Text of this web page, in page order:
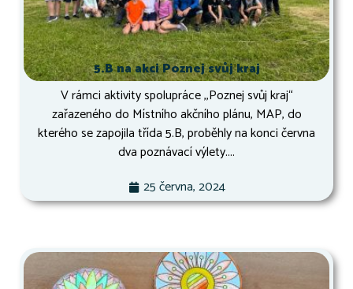
5.B na akci Poznej svůj kraj
V rámci aktivity spolupráce ,,Poznej svůj kraj“
zařazeného do Místního akčního plánu, MAP, do
kterého se zapojila třída 5.B, proběhly na konci června
dva poznávací výlety....
25 června, 2024